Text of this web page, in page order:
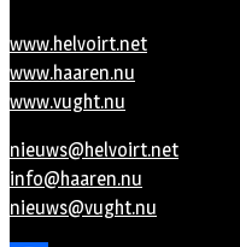
www.helvoirt.net
www.haaren.nu
www.vught.nu
nieuws@helvoirt.net
info@haaren.nu
nieuws@vught.nu